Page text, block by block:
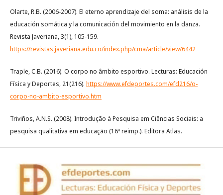
Olarte, R.B. (2006-2007). El eterno aprendizaje del soma: análisis de la
educación somática y la comunicación del movimiento en la danza.
Revista Javeriana, 3(1), 105-159.
https://revistas.javeriana.edu.co/index.php/cma/article/view/6442
Traple, C.B. (2016). O corpo no âmbito esportivo. Lecturas: Educación
Física y Deportes, 21(216). https://www.efdeportes.com/efd216/o-
corpo-no-ambito-esportivo.htm
Triviños, A.N.S. (2008). Introdução à Pesquisa em Ciências Sociais: a
pesquisa qualitativa em educação (16ª reimp.). Editora Atlas.